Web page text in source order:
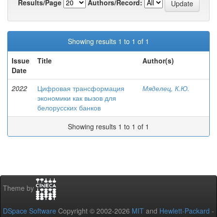
Results/Page
Authors/Record:
Showing results 1 to 1 of 1
Issue
Date
Title Author(s)
2022
Цифровая трансформация
экономики как вызов для
белорусских банков
Мяделец, К.Ю.
Showing results 1 to 1 of 1
Theme by
DSpace Software Copyright © 2002-2026 MIT and Hewlett-Packard -